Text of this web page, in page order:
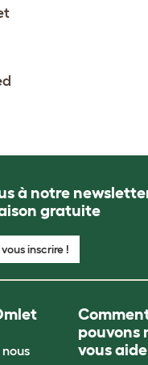
à notre
gratuite
inscrire !
pouvons
vous